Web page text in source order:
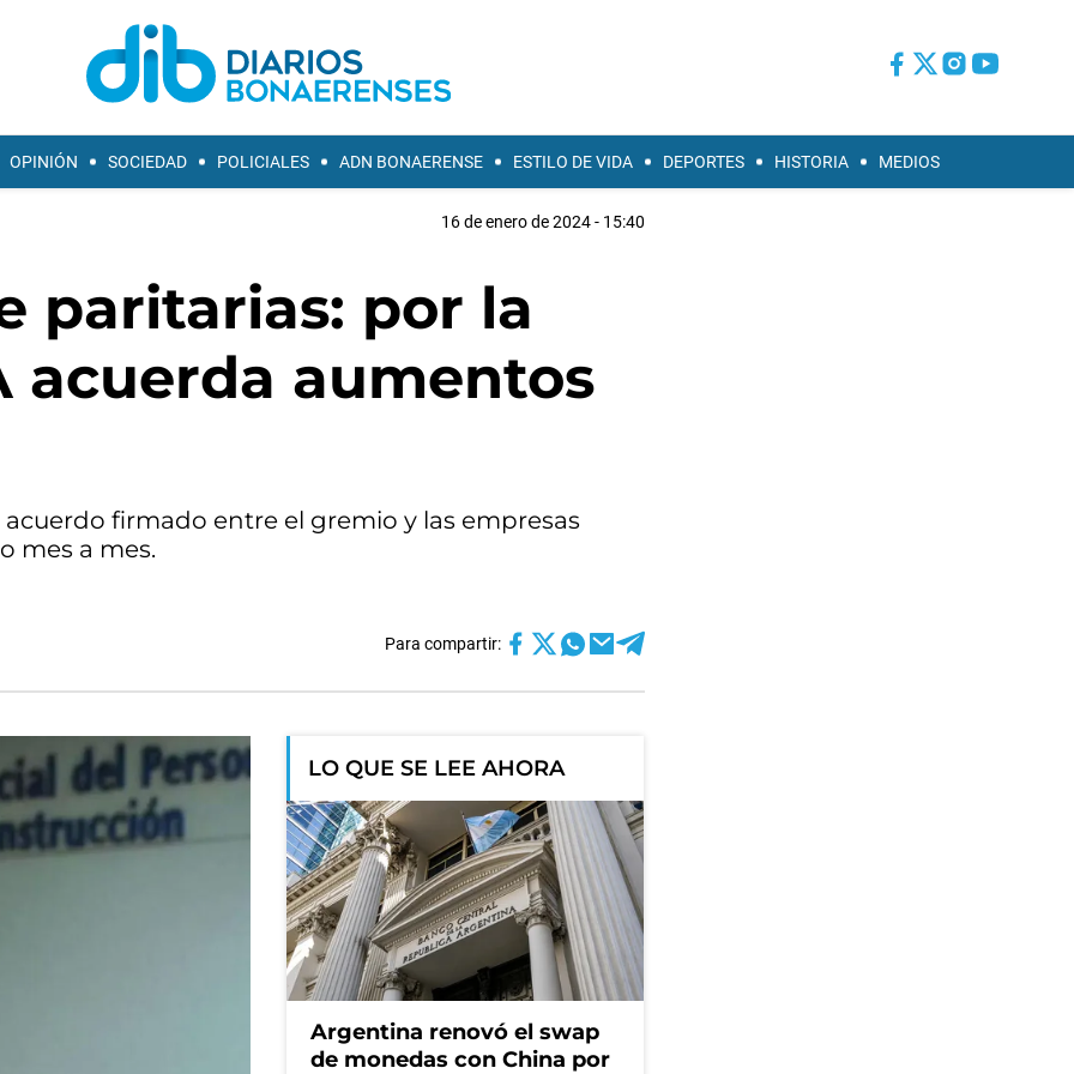
OPINIÓN SOCIEDAD POLICIALES ADN BONAERENSE ESTILO DE VIDA DEPORTES HISTORIA MEDIOS
16 de enero de 2024 - 15:40
paritarias: por la
acuerda aumentos
firmado entre el gremio y las empresas
mes a mes.
Para compartir:
LO QUE SE LEE AHORA
Argentina renovó el swap
de monedas con China por